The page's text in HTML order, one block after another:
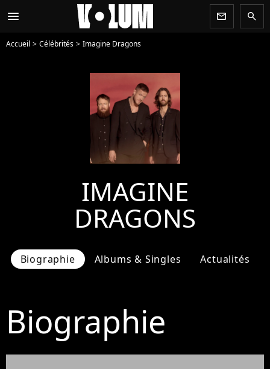
menu newsletter search
Accueil Célébrités Imagine Dragons
IMAGINE
DRAGONS
Biographie Albums & Singles Actualités
Biographie